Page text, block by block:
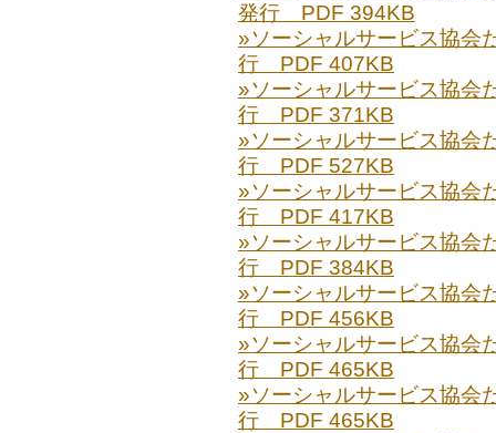
発行 PDF 394KB
»ソーシャルサービス協
行 PDF 407KB
»ソーシャルサービス協
行 PDF 371KB
»ソーシャルサービス協
行 PDF 527KB
»ソーシャルサービス協
行 PDF 417KB
»ソーシャルサービス協
行 PDF 384KB
»ソーシャルサービス協
行 PDF 456KB
»ソーシャルサービス協
行 PDF 465KB
»ソーシャルサービス協
行 PDF 465KB